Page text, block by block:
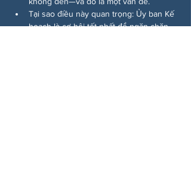
Tại sao điều này quan trọng: Ủy ban Kế
hoạch là cơ hội tốt nhất để ngăn chặn